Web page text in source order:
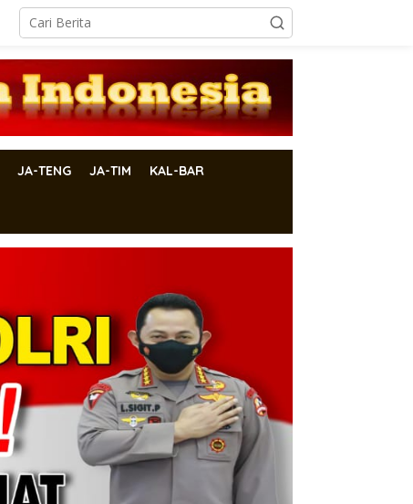
JA-TENG JA-TIM KAL-BAR